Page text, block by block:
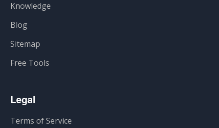
Knowledge
Blog
Sitemap
Free Tools
Legal
Terms of Service